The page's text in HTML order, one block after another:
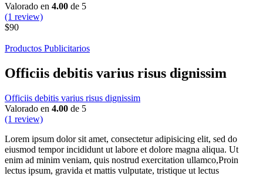
Valorado en 4.00 de 5
(1 review)
$90
Productos Publicitarios
Officiis debitis varius risus dignissim
Officiis debitis varius risus dignissim
Valorado en 4.00 de 5
(1 review)
Lorem ipsum dolor sit amet, consectetur adipisicing elit, sed do
eiusmod tempor incididunt ut labore et dolore magna aliqua. Ut
enim ad minim veniam, quis nostrud exercitation ullamco,Proin
lectus ipsum, gravida et mattis vulputate, tristique ut lectus